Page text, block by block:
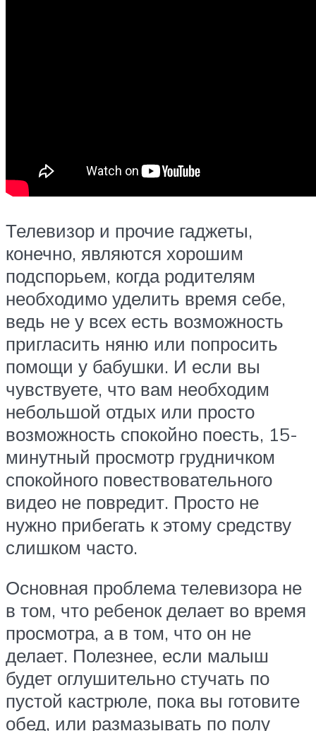
Телевизор и прочие гаджеты,
конечно, являются хорошим
подспорьем, когда родителям
необходимо уделить время себе,
ведь не у всех есть возможность
пригласить няню или попросить
помощи у бабушки. И если вы
чувствуете, что вам необходим
небольшой отдых или просто
возможность спокойно поесть, 15-
минутный просмотр грудничком
спокойного повествовательного
видео не повредит. Просто не
нужно прибегать к этому средству
слишком часто.
Основная проблема телевизора не
в том, что ребенок делает во время
просмотра, а в том, что он не
делает. Полезнее, если малыш
будет оглушительно стучать по
пустой кастрюле, пока вы готовите
обед, или размазывать по полу